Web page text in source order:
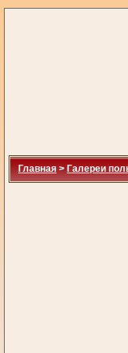
Главная > Галереи